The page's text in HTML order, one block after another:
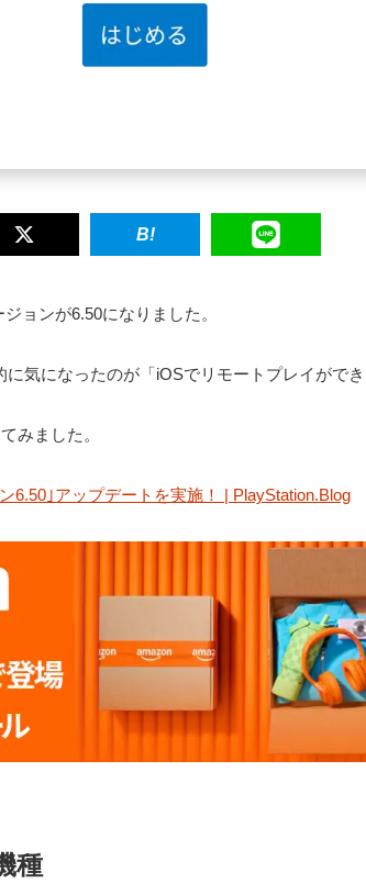
ョンが6.50になりました。
気になったのが「iOSでリモートプレイがで
みました。
6.50｣アップデートを実施！ | PlayStation.Blog
種